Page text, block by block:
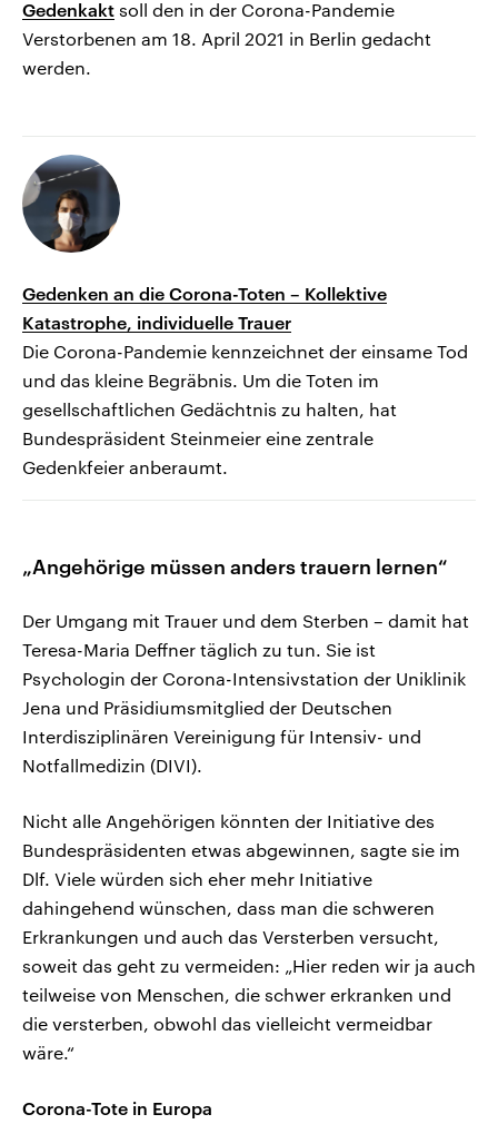
Gedenkakt soll den in der Corona-Pandemie
Verstorbenen am 18. April 2021 in Berlin gedacht
werden.
Gedenken an die Corona-Toten – Kollektive
Katastrophe, individuelle Trauer
Die Corona-Pandemie kennzeichnet der einsame Tod
und das kleine Begräbnis. Um die Toten im
gesellschaftlichen Gedächtnis zu halten, hat
Bundespräsident Steinmeier eine zentrale
Gedenkfeier anberaumt.
„Angehörige müssen anders trauern lernen“
Der Umgang mit Trauer und dem Sterben – damit hat
Teresa-Maria Deffner täglich zu tun. Sie ist
Psychologin der Corona-Intensivstation der Uniklinik
Jena und Präsidiumsmitglied der Deutschen
Interdisziplinären Vereinigung für Intensiv- und
Notfallmedizin (DIVI).
Nicht alle Angehörigen könnten der Initiative des
Bundespräsidenten etwas abgewinnen, sagte sie im
Dlf. Viele würden sich eher mehr Initiative
dahingehend wünschen, dass man die schweren
Erkrankungen und auch das Versterben versucht,
soweit das geht zu vermeiden: „Hier reden wir ja auch
teilweise von Menschen, die schwer erkranken und
die versterben, obwohl das vielleicht vermeidbar
wäre.“
Corona-Tote in Europa